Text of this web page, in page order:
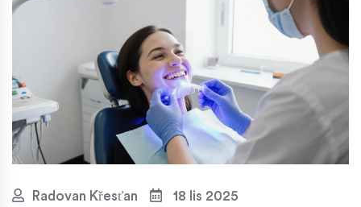
Radovan Křesťan
18 lis 2025